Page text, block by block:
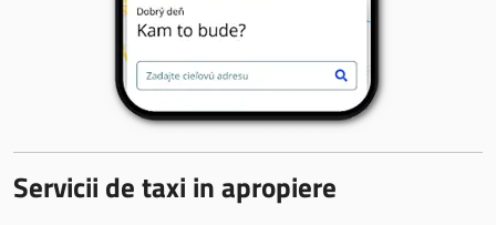
Servicii de taxi in apropiere